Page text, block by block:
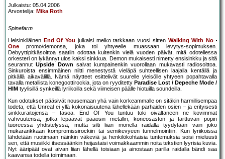
Julkaistu: 05.04.2006
Arvostelija: Mika Roth
Spinefarm
Helsinkiläinen End Of You julkaisi melko tarkkaan vuosi sitten Walking With No
One promo/demonsa, joka toi yhtyeelle muassaan levytys-sopimuksen.
Debyyttipitkäsoittoa saatiin odottaa kuitenkin vielä vuoden päivät, mitä odotellessa
orkesteri on lykännyt ulos kaksi sinkkua. Demon mukaisesti nimetty ensisinkku ja sitä
seurannutUpside Down saivat kumpainenkin vuorollaan mukavasti radiosoittoa.
Sinkuroista ensimmäinen niitti menestystä vieläpä suhteellisen laajalla kentällä ja
pitkällä aikavälillä. Nämä näytteet esittelivät suurelle yleisölle yhtyeen popahtavalla
tavalla metallista konegoottirockia, jota on ryyditetty Paradise Lost / Depeche Mode /
HIM tyylisillä synkeillä lyriikoilla sekä viimeisen päälle hiotuilla soundeilla.
Kun odotukset pääsivät nousemaan yhä vain korkeammalle on sitäkin harmillisempaa
todeta, että Unreal ei yllä kokonaisuutena lähellekään parhaiden osien – ja erityisesti
sinkkuraitojensa – tasoa. End Of You tuntuu toki oivaltaneen ne kovimmat
vahvuutensa, jotka lepäävät pääosin metallin, koneosaston ja tarttuvan popin
tuoreessa yhdistelyssä, mutta silti liian monella raidalla tyydytään vain joko
mukarankkaan kompromissirockiin tai semikevyeen tunnelmointiin. Kun lyriikoissa
lähdetään ruotimaan näinkin väkeviä ja henkilökohtaisia tuntemuksia soisi mieluusti
sen, että musiikki itsessäänkin heijastaisi voimakkaammin noita tekstien lyyrisia kuvia.
Nyt ääripäät ovat aivan liian lähellä toisiaan ja ainostaan parilla raidalla bändi saa
kaavansa todella toimimaan.